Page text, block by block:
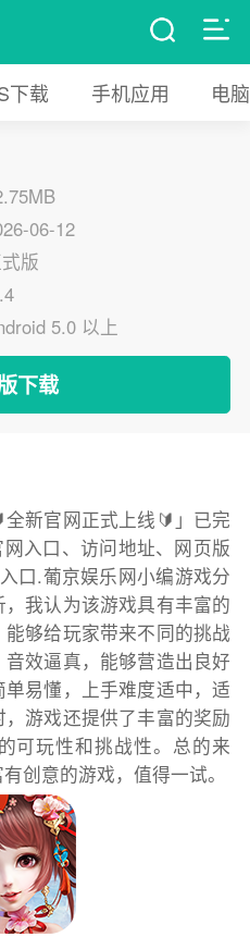
下载 手机应用 电
06-12
版
5.0 以上
下载
新官网正式上线🔰」已完
入口、访问地址、网页版
口.葡京娱乐网小编游戏分
我认为该游戏具有丰富的
够给玩家带来不同的挑战
效逼真，能够营造出良好
易懂，上手难度适中，适
游戏还提供了丰富的奖励
可玩性和挑战性。总的来
创意的游戏，值得一试。